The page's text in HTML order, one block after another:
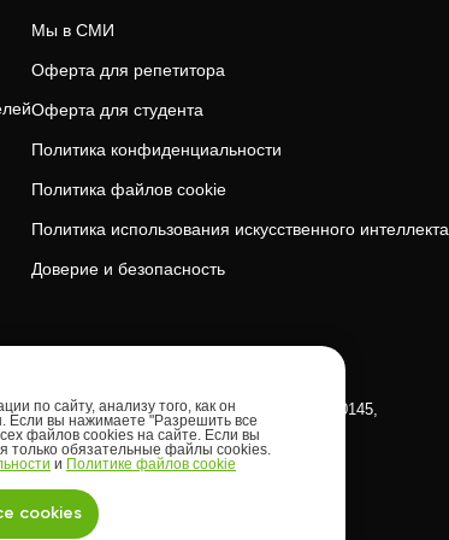
Мы в СМИ
Оферта для репетитора
Оферта для студента
Политика конфиденциальности
Политика файлов cookie
Политика использования искусственного интеллекта
Доверие и безопасность
Tallinn, Kesklinna linnaosa, Tornimäe tn 5, 10145,
Estonia (г. Таллин, район Кесклинн, улица
Торнимяэ 5, 10145, Эстония)
по сайту, анализу того, как он
Если вы нажимаете "Разрешить все
файлов cookies на сайте. Если вы
только обязательные файлы cookies.
и Политике файлов cookie
cookies